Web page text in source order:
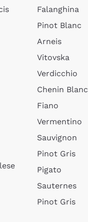
Falanghina
Pinot Blanc
Arneis
Vitovska
Verdicchio
Chenin Blanc
Fiano
Vermentino
Sauvignon
Pinot Gris
Pigato
Sauternes
Pinot Gris